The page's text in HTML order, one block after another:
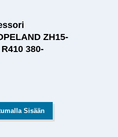
ZH15-
380-
Sisään